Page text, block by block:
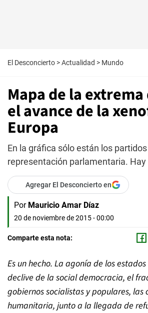
El Desconcierto >Actualidad > Mundo
Mapa de la
el avance de la
Europa
En la gráfica sólo están los
representación parlamentaria. Hay
Agregar El Desconcierto en
Por Mauricio Amar Díaz
20 de noviembre de 2015 - 00:00
Comparte esta nota:
Es un hecho. La agonía de los
declive de la social democracia, el
gobiernos socialistas y populares, las
humanitaria, junto a la llegada de